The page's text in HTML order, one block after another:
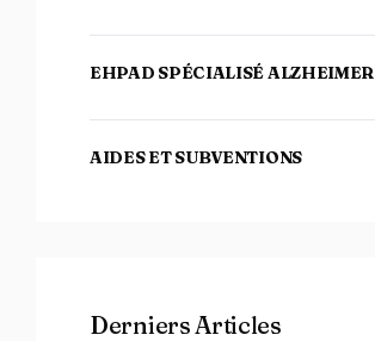
EHPAD SPÉCIALISÉ ALZHEIMER
AIDES ET SUBVENTIONS
Derniers Articles